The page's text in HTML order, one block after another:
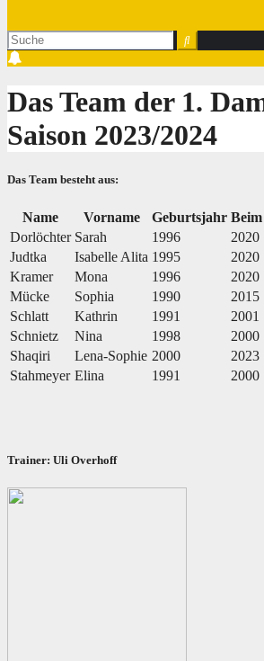
Das Team der 1.
Saison 2023/2024
Das Team besteht aus:
Name Vorname Geburtsjahr
Dorlöchter Sarah 1996
2020
Judtka
Isabelle Alita 1995
2020
Kramer
Mona 1996
2020
Mücke
Sophia 1990
2015
Schlatt
Kathrin 1991
2001
Schnietz
Nina 1998
2000
Shaqiri
Lena-Sophie 2000
2023
Stahmeyer Elina 1991 2000
Trainer: Uli Overhoff